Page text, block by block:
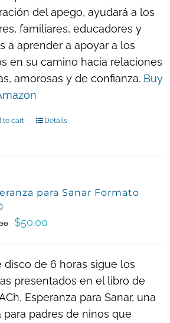
del apego, ayudará a los
familiares, educadores y
a aprender a apoyar a los
en su camino hacia relaciones
amorosas y de confianza. Buy
to cart Details
para Sanar Formato
Original
$100.00.
$50.00Current
$50.00.
disco de 6 horas sigue los
presentados en el libro de
Esperanza para Sanar, una
para padres de ninos que